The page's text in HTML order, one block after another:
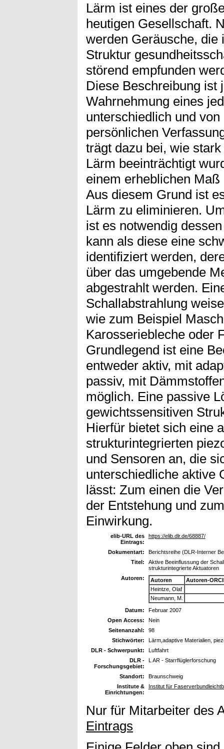
Lärm ist eines der
heutigen Gesellschaft.
werden Geräusche, die
Struktur
störend empfunden
Diese Beschreibung ist
Wahrnehmung eines
unterschiedlich und
persönlichen
trägt dazu bei, wie
Lärm beeinträchtigt
einem erheblichen
Aus diesem Grund ist
Lärm zu eliminieren.
ist es notwendig
kann als diese eine
identifiziert werden,
über das umgebende
abgestrahlt werden.
Schallabstrahlung
wie zum Beispiel
Karosseriebleche oder
Grundlegend ist eine
entweder aktiv, mit
passiv, mit
möglich. Eine passive
gewichtssensitiven
Hierfür bietet sich eine
strukturintegrierten
und Sensoren an, die
unterschiedliche aktive
lässt: Zum einen die
der Entstehung und
Einwirkung.
elib-URL des
Eintrags:
https://elib.dlr.de/68887/
Dokumentart:
Berichtsreihe (DLR-Interner
Titel:
Aktive Beeinflussung der
strukturintegrierte Aktuatoren
Autoren:
Autoren
Autoren-
Heintze, Olaf
Neumann, M.
Datum:
Februar 2007
Open Access:
Nein
Seitenanzahl:
98
Stichwörter:
Lärm,adaptive Materialien,
DLR - Schwerpunkt:
Luftfahrt
DLR -
Forschungsgebiet:
L AR - Starrflüglerforschung
Standort:
Braunschweig
Institute &
Einrichtungen:
Institut für
Nur für Mitarbeiter des
Eintrags